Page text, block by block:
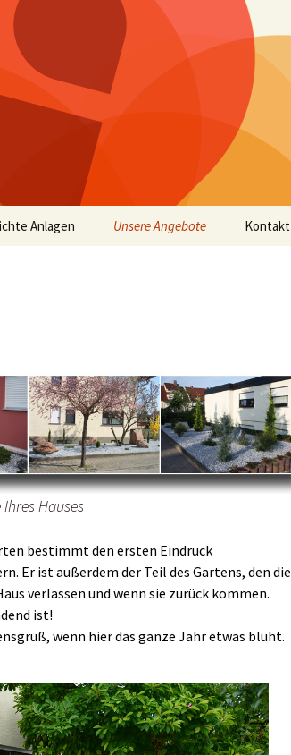
Anlagen Unsere Angebote
Vorgärten
Mauern
Zaunanlagen
Kontakt
Hauses
bestimmt den ersten Eindruck
Er ist außerdem der Teil des Gartens, den die
verlassen und wenn sie zurück kommen.
ist!
wenn hier das ganze Jahr etwas blüht.